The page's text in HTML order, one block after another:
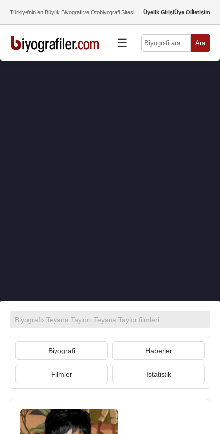
Türkiye’nin en Büyük Biyografi ve Otobiyografi Sitesi Üyelik GirişiÜye Olİletişim
☰ Ara
Biyografi› Teyana Taylor› Teyana Taylor filmleri
Biyografi Haberler
Filmler İstatistik